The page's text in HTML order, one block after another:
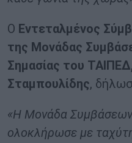
Ο Εντεταλμένος
της Μονάδας
Σημασίας του
Σταμπουλίδης,
«Η Μονάδα Συμβάσεων
ολοκλήρωσε με